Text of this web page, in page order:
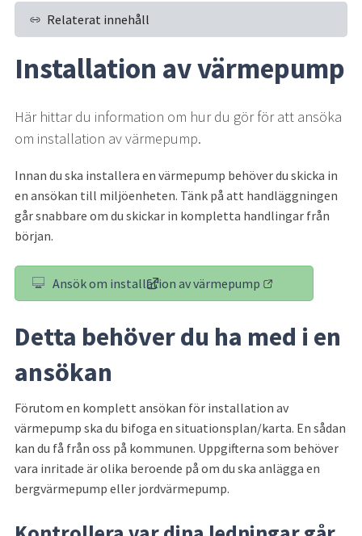
Relaterat innehåll
Installation av värmepump
Här hittar du information om hur du gör för att ansöka
om installation av värmepump.
Innan du ska installera en värmepump behöver du skicka in
en ansökan till miljöenheten. Tänk på att handläggningen
går snabbare om du skickar in kompletta handlingar från
början.
Ansök om installation av värmepump
(länk till annan webbplats)
Detta behöver du ha med i en
ansökan
Förutom en komplett ansökan för installation av
värmepump ska du bifoga en situationsplan/karta. En sådan
kan du få från oss på kommunen. Uppgifterna som behöver
vara inritade är olika beroende på om du ska anlägga en
bergvärmepump eller jordvärmepump.